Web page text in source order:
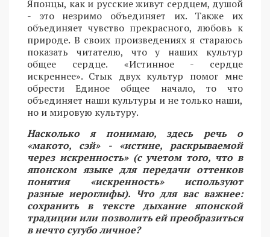
Японцы, как и русские живут сердцем, душой
- это незримо объединяет их. Также их
объединяет чувство прекрасного, любовь к
природе. В своих произведениях я стараюсь
показать читателю, что у наших культур
общее сердце. «Истинное - сердце
искреннее». Стык двух культур помог мне
обрести Единое общее начало, то что
объединяет наши культуры и не только наши,
но и мировую культуру.
Насколько я понимаю, здесь речь о
«макото, сэй» - «истине, раскрываемой
через искренность» (с учетом того, что в
японском языке для передачи оттенков
понятия «искренность» используют
разные иероглифы). Что для вас важнее:
сохранить в тексте дыхание японской
традиции или позволить ей преобразиться
в нечто сугубо личное?